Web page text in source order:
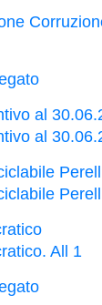
al
al
All 1